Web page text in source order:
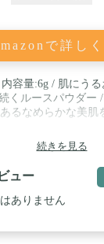
で詳し
容量:6g / 肌にう
くルースパウダー
るなめらかな美肌
続きを見る
ュー
ありません